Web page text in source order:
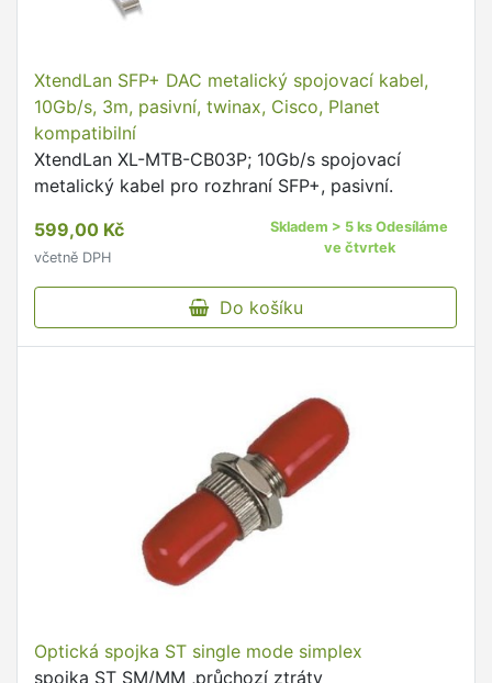
XtendLan SFP+ DAC metalický spojovací kabel,
10Gb/s, 3m, pasivní, twinax, Cisco, Planet
kompatibilní
XtendLan XL-MTB-CB03P; 10Gb/s spojovací
metalický kabel pro rozhraní SFP+, pasivní.
599,00 Kč
včetně DPH
Skladem > 5 ks Odesíláme
ve čtvrtek
Do košíku
Optická spojka ST single mode simplex
spojka ST SM/MM ,průchozí ztráty